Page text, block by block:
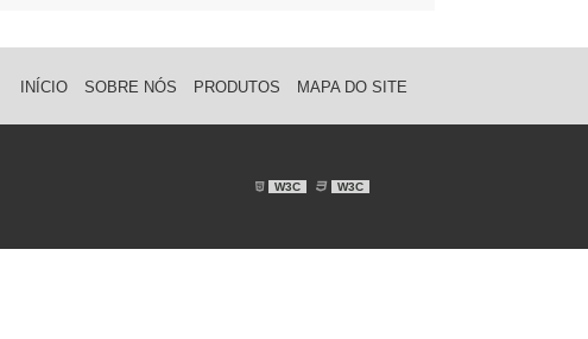
INÍCIO SOBRE NÓS PRODUTOS MAPA DO SITE
W3C W3C